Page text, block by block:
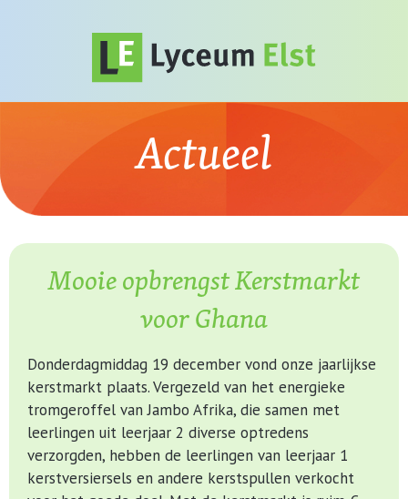
Actueel
Mooie opbrengst Kerstmarkt
voor Ghana
Donderdagmiddag 19 december vond onze jaarlijkse
kerstmarkt plaats. Vergezeld van het energieke
tromgeroffel van Jambo Afrika, die samen met
leerlingen uit leerjaar 2 diverse optredens
verzorgden, hebben de leerlingen van leerjaar 1
kerstversiersels en andere kerstspullen verkocht